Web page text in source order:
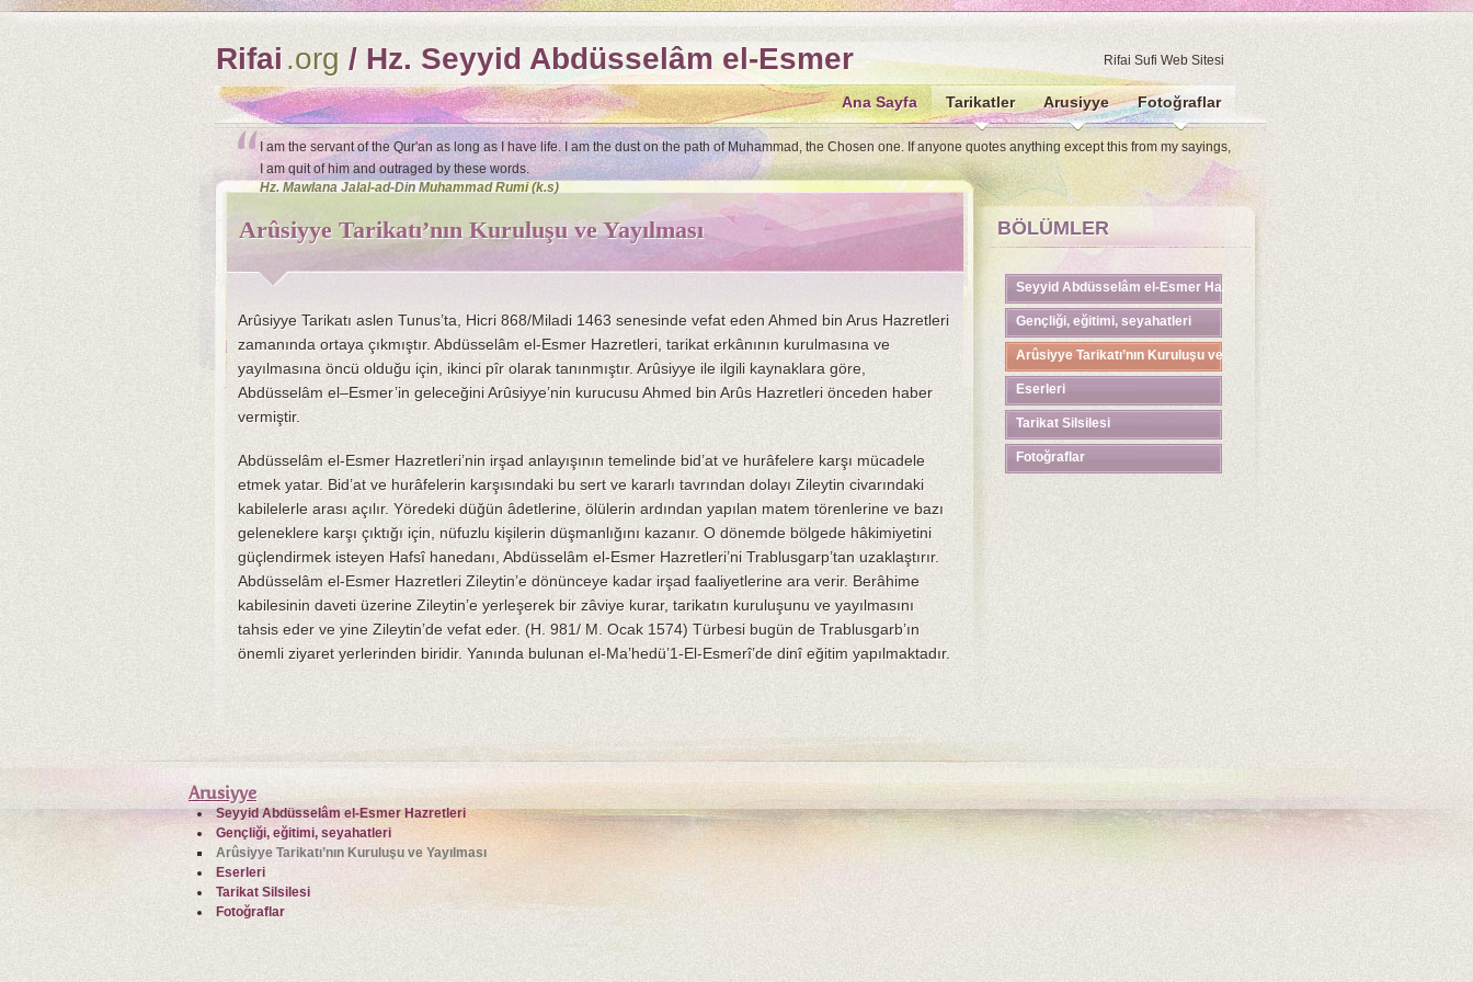
Rifai.org / Hz. Seyyid Abdüsselâm el-Esmer Rifai Sufi Web Sitesi
Ana Sayfa Tarikatler Arusiyye Fotoğraflar
I am the servant of the Qur'an as long as I have life. I am the dust on the path of Muhammad, the Chosen one. If anyone quotes anything except this from my sayings,
I am quit of him and outraged by these words.
Hz. Mawlana Jalal-ad-Din Muhammad Rumi (k.s)
Arûsiyye Tarikatı’nın Kuruluşu ve Yayılması
Arûsiyye Tarikatı aslen Tunus’ta, Hicri 868/Miladi 1463 senesinde vefat eden Ahmed bin Arus Hazretleri
zamanında ortaya çıkmıştır. Abdüsselâm el-Esmer Hazretleri, tarikat erkânının kurulmasına ve
yayılmasına öncü olduğu için, ikinci pîr olarak tanınmıştır. Arûsiyye ile ilgili kaynaklara göre,
Abdüsselâm el–Esmer’in geleceğini Arûsiyye’nin kurucusu Ahmed bin Arûs Hazretleri önceden haber
vermiştir.
Abdüsselâm el-Esmer Hazretleri’nin irşad anlayışının temelinde bid’at ve hurâfelere karşı mücadele
etmek yatar. Bid’at ve hurâfelerin karşısındaki bu sert ve kararlı tavrından dolayı Zileytin civarındaki
kabilelerle arası açılır. Yöredeki düğün âdetlerine, ölülerin ardından yapılan matem törenlerine ve bazı
geleneklere karşı çıktığı için, nüfuzlu kişilerin düşmanlığını kazanır. O dönemde bölgede hâkimiyetini
güçlendirmek isteyen Hafsî hanedanı, Abdüsselâm el-Esmer Hazretleri’ni Trablusgarp’tan uzaklaştırır.
Abdüsselâm el-Esmer Hazretleri Zileytin’e dönünceye kadar irşad faaliyetlerine ara verir. Berâhime
kabilesinin daveti üzerine Zileytin’e yerleşerek bir zâviye kurar, tarikatın kuruluşunu ve yayılmasını
tahsis eder ve yine Zileytin’de vefat eder. (H. 981/ M. Ocak 1574) Türbesi bugün de Trablusgarb’ın
önemli ziyaret yerlerinden biridir. Yanında bulunan el-Ma’hedü’1-El-Esmerî’de dinî eğitim yapılmaktadır.
BÖLÜMLER
Seyyid Abdüsselâm el-Esmer Hazretleri
Gençliği, eğitimi, seyahatleri
Arûsiyye Tarikatı’nın Kuruluşu ve Yayılması
Eserleri
Tarikat Silsilesi
Fotoğraflar
Arusiyye
Seyyid Abdüsselâm el-Esmer Hazretleri
Gençliği, eğitimi, seyahatleri
Arûsiyye Tarikatı’nın Kuruluşu ve Yayılması
Eserleri
Tarikat Silsilesi
Fotoğraflar